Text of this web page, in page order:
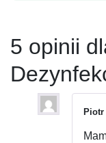
5 opinii